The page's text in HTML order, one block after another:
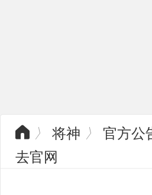
 〉 将神 〉
官方公
去官网